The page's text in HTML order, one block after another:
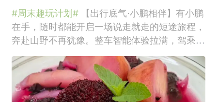
#周末趣玩计划#【出行底气·小鹏相伴】有小鹏
在手，随时都能开启一场说走就走的短途旅程，
奔赴山野不再犹豫。整车智能体验拉满，驾乘感
受舒适又省心，早已成为出行路上最靠谱的搭
档。✨ 一脚油门，即刻出发收到表姐摘杨梅的
邀约，没有半点纠结，踩下油门就上路。车身操
控顺滑好开，动力响应轻快，不管是城市道路还